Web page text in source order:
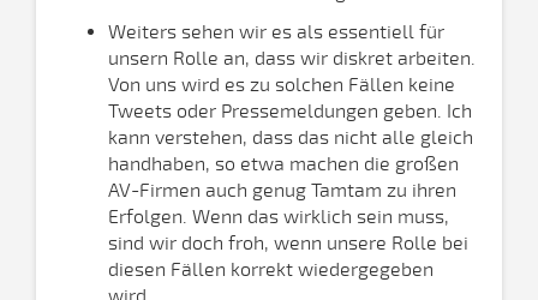
Weiters sehen wir es als essentiell für
unsern Rolle an, dass wir diskret arbeiten.
Von uns wird es zu solchen Fällen keine
Tweets oder Pressemeldungen geben. Ich
kann verstehen, dass das nicht alle gleich
handhaben, so etwa machen die großen
AV-Firmen auch genug Tamtam zu ihren
Erfolgen. Wenn das wirklich sein muss,
sind wir doch froh, wenn unsere Rolle bei
diesen Fällen korrekt wiedergegeben